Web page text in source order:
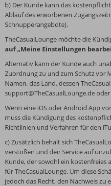
b) Der Kunde kann das
Ablauf des erworbenen
Schnupperangebote).
TheCasualLounge möchte die
auf „Meine Einstellungen
Alternativ kann der Kunde auch
Zuordnung zu und zum Schutz vor
Namen, das Land, dessen
support@TheCasualLounge.deoder
Wenn eine iOS oder Android App
muss die Kündigung des
Richtlinien und Verfahren für den
c) Zusätzlich behält sich
verstoßen und den Service auf
Kunde, der sowohl ein kostenfreies
für TheCasualLounge. Um diese
jedoch das Recht, den Nachweis